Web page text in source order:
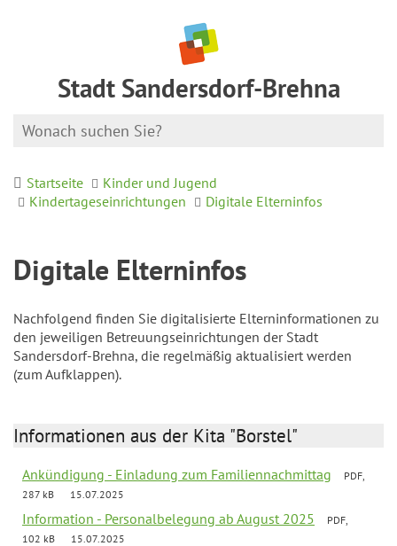
Stadt Sandersdorf-Brehna
Startseite
Kinder und Jugend
Kindertageseinrichtungen
Digitale Elterninfos
Digitale Elterninfos
Nachfolgend finden Sie digitalisierte Elterninformationen zu
den jeweiligen Betreuungseinrichtungen der Stadt
Sandersdorf-Brehna, die regelmäßig aktualisiert werden
(zum Aufklappen).
Informationen aus der Kita "Borstel"
Ankündigung - Einladung zum Familiennachmittag
PDF,
287 kB
15.07.2025
Information - Personalbelegung ab August 2025
PDF,
102 kB
15.07.2025